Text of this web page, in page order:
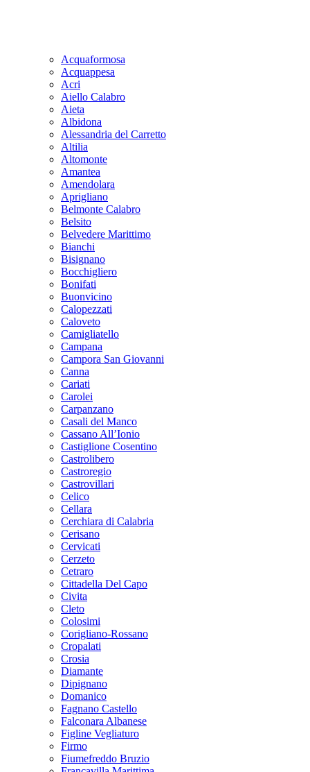
Acquaformosa
Acquappesa
Acri
Aiello Calabro
Aieta
Albidona
Alessandria del Carretto
Altilia
Altomonte
Amantea
Amendolara
Aprigliano
Belmonte Calabro
Belsito
Belvedere Marittimo
Bianchi
Bisignano
Bocchigliero
Bonifati
Buonvicino
Calopezzati
Caloveto
Camigliatello
Campana
Campora San Giovanni
Canna
Cariati
Carolei
Carpanzano
Casali del Manco
Cassano All’Ionio
Castiglione Cosentino
Castrolibero
Castroregio
Castrovillari
Celico
Cellara
Cerchiara di Calabria
Cerisano
Cervicati
Cerzeto
Cetraro
Cittadella Del Capo
Civita
Cleto
Colosimi
Corigliano-Rossano
Cropalati
Crosia
Diamante
Dipignano
Domanico
Fagnano Castello
Falconara Albanese
Figline Vegliaturo
Firmo
Fiumefreddo Bruzio